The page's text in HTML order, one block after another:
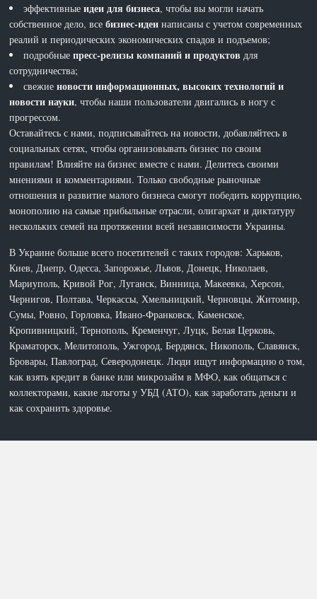
эффективныеидеи для бизнеса, чтобы вы могли начать
собственное дело, всебизнес-идеи написаны с учетом современных
реалий и периодических экономических спадов и подъемов;
подробныепресс-релизы компаний и продуктов для
сотрудничества;
свежиеновости информационных, высоких технологий и
новости науки, чтобы наши пользователи двигались в ногу с
прогрессом.
Оставайтесь с нами, подписывайтесь на новости, добавляйтесь в
социальных сетях, чтобы организовывать бизнес по своим
правилам! Влияйте на бизнес вместе с нами. Делитесь своими
мнениями и комментариями. Только свободные рыночные
отношения и развитие малого бизнеса смогут победить коррупцию,
монополию на самые прибыльные отрасли, олигархат и диктатуру
нескольких семей на протяжении всей независимости Украины.
В Украине больше всего посетителей с таких городов: Харьков,
Киев, Днепр, Одесса, Запорожье, Львов, Донецк, Николаев,
Мариуполь, Кривой Рог, Луганск, Винница, Макеевка, Херсон,
Чернигов, Полтава, Черкассы, Хмельницкий, Черновцы, Житомир,
Сумы, Ровно, Горловка, Ивано-Франковск, Каменское,
Кропивницкий, Тернополь, Кременчуг, Луцк, Белая Церковь,
Краматорск, Мелитополь, Ужгород, Бердянск, Никополь, Славянск,
Бровары, Павлоград, Северодонецк. Люди ищут информацию о том,
как взять кредит в банке или микрозайм в МФО, как общаться с
коллекторами, какие льготы у УБД (АТО), как заработать деньги и
как сохранить здоровье.